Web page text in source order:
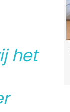
het